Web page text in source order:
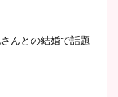
んとの結婚で話題